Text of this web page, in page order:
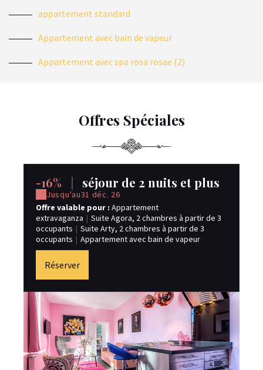
appartement standard
Appartement avec bain de vapeur
Appartement avec spa rosa rosae (2)
Offres Spéciales
-16% séjour de 2 nuits et plus
Jusqu'au31 déc. 26
Offre valable pour : Appartement
extravaganza | Suite Agora, 2 chambres à partir de 3
occupants | Suite Arty, 2 chambres à partir de 3
occupants | Appartement avec bain de vapeur
Réserver